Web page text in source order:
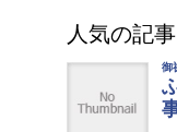
人気の記事